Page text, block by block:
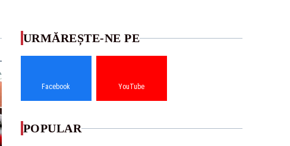
URMĂREȘTE-NE PE
Facebook YouTube
POPULAR